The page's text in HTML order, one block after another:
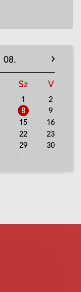
08.
Sz V
1
2
8
9
15
16
22
23
29
30